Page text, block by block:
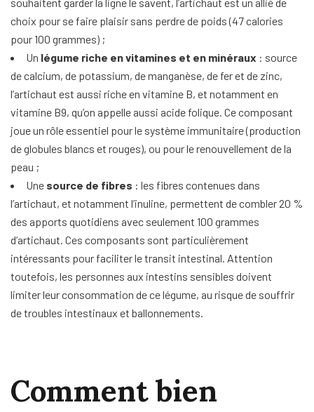
choix pour se faire plaisir sans perdre de poids (47 calories
pour 100 grammes) ;
Un légume riche en vitamines et en minéraux : source
de calcium, de potassium, de manganèse, de fer et de zinc,
l’artichaut est aussi riche en vitamine B, et notamment en
vitamine B9, qu’on appelle aussi acide folique. Ce composant
joue un rôle essentiel pour le système immunitaire (production
de globules blancs et rouges), ou pour le renouvellement de la
peau ;
Une source de fibres : les fibres contenues dans
l’artichaut, et notamment l’inuline, permettent de combler 20 %
des apports quotidiens avec seulement 100 grammes
d’artichaut. Ces composants sont particulièrement
intéressants pour faciliter le transit intestinal. Attention
toutefois, les personnes aux intestins sensibles doivent
limiter leur consommation de ce légume, au risque de souffrir
de troubles intestinaux et ballonnements.
Comment bien